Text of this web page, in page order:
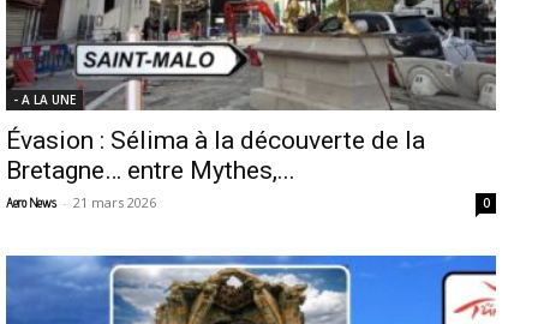
- A LA UNE
Évasion : Sélima à la découverte de la
Bretagne… entre Mythes,...
Aero News - 21 mars 2026 0